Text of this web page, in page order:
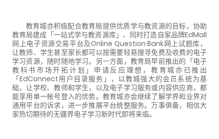
教育城亦积极配合教育局提供优质学与教资源的目标，协助
教育局建成「一站式学与教资源库」、同时打造自家品牌EdMall
网上电子资源交易平台及Online Question Bank网上试题库，
让教师、学生甚至家长都可以按需要轻易搜寻免费及收费的电子
学习资源，随时随地学习。另一方面，教育局早前推出的「电子
教科书巿场开拓计划」申请反应理想，教育城亦已推出
「EdConnect用户目录服务」，以教城强大的会员系统为基
础，让学校、教师和学生，以及电子学习服务或内容供应商，都
能享用单一帐号登入的优势。教育城亦会继续了解学界和业界对
通用平台的诉求，进一步推展平台统整服务。万事俱备，相信大
家热切期待的无疆界电子学习新时代即将来临。